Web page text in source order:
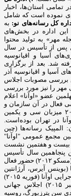
تمامی استان‌ها، اخبار
بندی نموده است که شامل
به
اداره در بخش‌های
مهر» به تولید محتوا
بین المللی خبرگزاری مهر ۵ سال پس از تأسیس در سال
آسیا و اقیانوسیه
شد. بعد از برگزاری
آسیا و اقیانوسیه آذر
ضمن بررسی مصوبات اجلاس
مهر را نیز مورد بررسی
عضو «اوآنا» اعلام
فعال در آن سازمان و
عرصه بین الملل ایفا کند. خبرگزاری مهر در سال ۲۰۰۹ میزبان سی و یکمین
در تهران بوده‌است.
المپیک رسانه‌ها (چین
(کره جنوبی ۲۰۱۰)، چهاردهمین مجمع عمومی "اوآنا"
و بیست و هفتمین نشست
(مغولستان، اولانباتور ۲۰۱۱)، جشن پنجاهمین سال تأسیس
اوآنا (بانکوک، تایلند ۲۰۱۲) دومین اجلاس جهانی رسانه‌ها (مسکو ۲۰۱۲) حضور فعال
آیرس، آرژانتین
۲۰۱۰) بوده است. سی و هشتمین اجلاس کمیته فنی و اجرایی اوآنا (فوریه ۲۰۱۵)
سی و نهمین اجلاس کمیته فنی و اجرایی اوآنا (نوامبر ۲۰۱۵) اجلاس جهانی
اقتصادی سن پترزبورگ، روسیه